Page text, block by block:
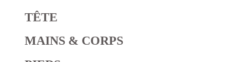
TÊTE
MAINS & CORPS